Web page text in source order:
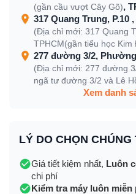
(gần cầu vượt Cây Gõ),
317 Quang Trung, P.10
(Địa chỉ mới: 317 Quang
TPHCM(gần tiểu học Kim
277 đường 3/2, Phường
(Địa chỉ mới: 277 đường
ngã tư đường 3/2 và Lê
Xem danh
LÝ DO CHỌN CHÚNG
Giá tiết kiệm nhất, Luôn
chi phí
Kiểm tra máy luôn miễn